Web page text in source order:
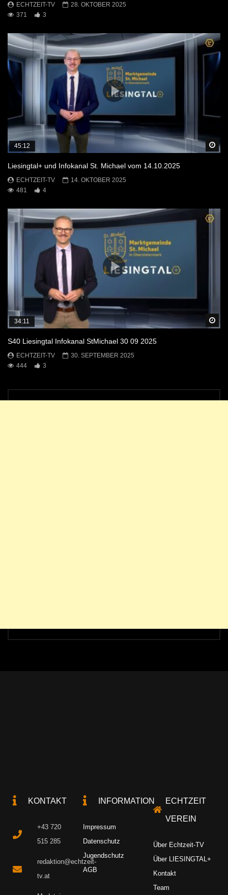
ECHTZEIT-TV
28. OKTOBER 2025
371
3
45:12
Liesingtal+ und Infokanal St. Michael vom 14.10.2025
ECHTZEIT-TV
14. OKTOBER 2025
481
4
34:11
S40 Liesingtal Infokanal StMichael 30 09 2025
ECHTZEIT-TV
30. SEPTEMBER 2025
444
3
KONTAKT
+43 720
515 285
redaktion@echtzeit-
tv.at
INFORMATION
Impressum
Datenschutz
Jugendschutz
AGB
ECHTZEIT
VEREIN
Über Echtzeit-TV
Über LIESINGTAL+
Kontakt
Team